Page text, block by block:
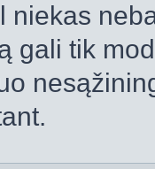
niekas
gali tik